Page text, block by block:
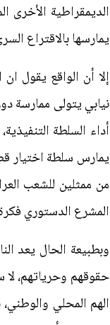
الديمقراطية الأخرى
يمارسها بالاقتراع
إلا أن الواقع يقول
نيابي يتولى ممارسة
أداء السلطة
يمارس سلطة اختيار
من ممثلين للشعب
المشرع الدستوري
وبطبيعة الحال يعد
حقوقهم وحرياتهم،
الهم المحلي